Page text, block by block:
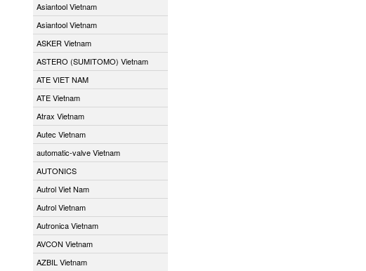
Asiantool Vietnam
Asiantool Vietnam
ASKER Vietnam
ASTERO (SUMITOMO) Vietnam
ATE VIET NAM
ATE Vietnam
Atrax Vietnam
Autec Vietnam
automatic-valve Vietnam
AUTONICS
Autrol Viet Nam
Autrol Vietnam
Autronica Vietnam
AVCON Vietnam
AZBIL Vietnam